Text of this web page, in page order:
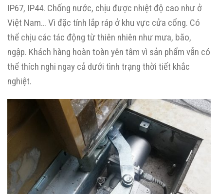
IP67, IP44. Chống nước, chịu được nhiệt độ cao như ở
Việt Nam… Vì đặc tính lắp ráp ở khu vực cửa cổng. Có
thể chịu các tác động từ thiên nhiên như mưa, bão,
ngập. Khách hàng hoàn toàn yên tâm vì sản phẩm vẫn có
thể thích nghi ngay cả dưới tình trạng thời tiết khắc
nghiệt.